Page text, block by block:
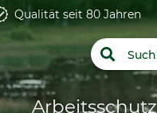
Qualität seit 80 Jahren
Arbeitsschutz